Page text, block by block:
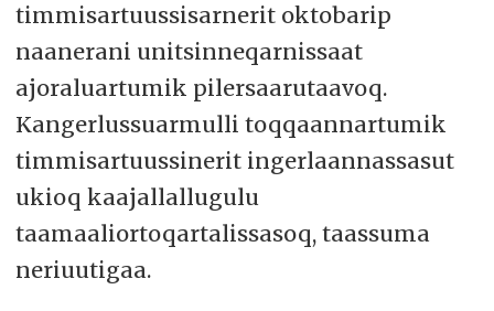
timmisartuussisarnerit oktobarip
naanerani unitsinneqarnissaat
ajoraluartumik pilersaarutaavoq.
Kangerlussuarmulli toqqaannartumik
timmisartuussinerit ingerlaannassasut
ukioq kaajallallugulu
taamaaliortoqartalissasoq, taassuma
neriuutigaa.